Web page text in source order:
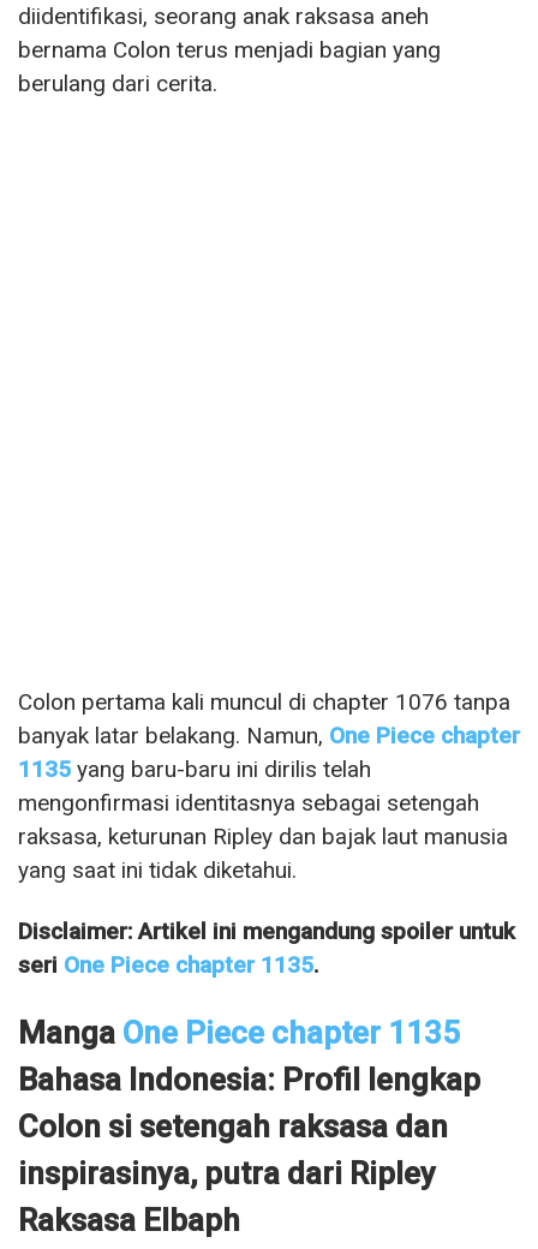
diidentifikasi, seorang anak raksasa aneh
bernama Colon terus menjadi bagian yang
berulang dari cerita.
Colon pertama kali muncul di chapter 1076 tanpa
banyak latar belakang. Namun, One Piece chapter
1135 yang baru-baru ini dirilis telah
mengonfirmasi identitasnya sebagai setengah
raksasa, keturunan Ripley dan bajak laut manusia
yang saat ini tidak diketahui.
Disclaimer: Artikel ini mengandung spoiler untuk
seri One Piece chapter 1135.
Manga One Piece chapter 1135
Bahasa Indonesia: Profil lengkap
Colon si setengah raksasa dan
inspirasinya, putra dari Ripley
Raksasa Elbaph